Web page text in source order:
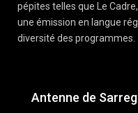
pépites telles que Le
une émission en langue
diversité des programmes.
Antenne de